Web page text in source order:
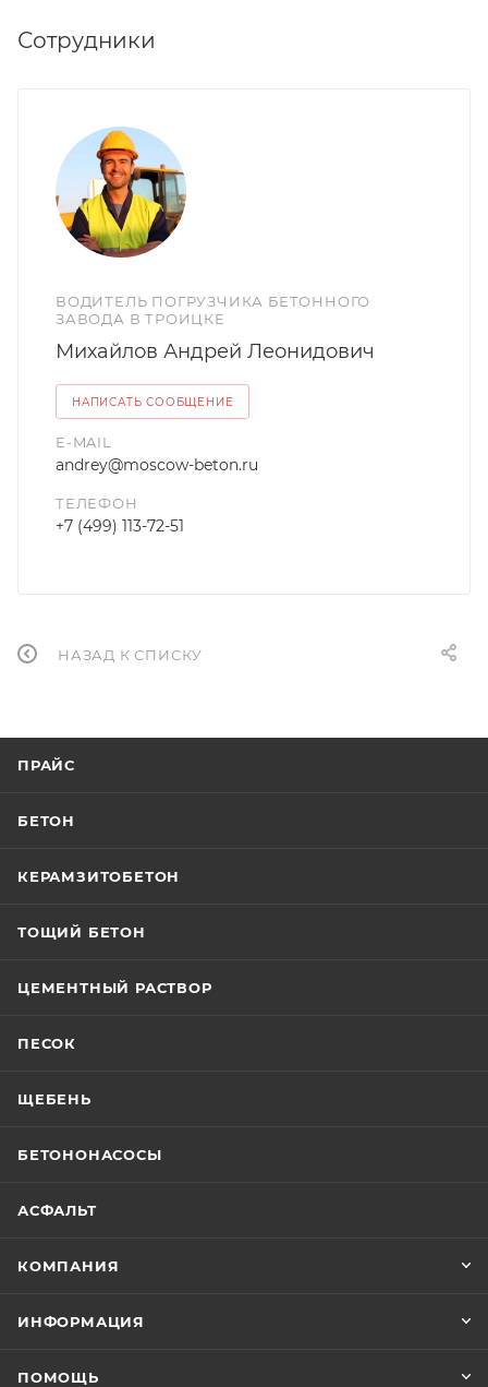
Сотрудники
ВОДИТЕЛЬ ПОГРУЗЧИКА БЕТОННОГО
ЗАВОДА В ТРОИЦКЕ
Михайлов Андрей Леонидович
НАПИСАТЬ СООБЩЕНИЕ
E-MAIL
andrey@moscow-beton.ru
ТЕЛЕФОН
+7 (499) 113-72-51
НАЗАД К СПИСКУ
ПРАЙС
БЕТОН
КЕРАМЗИТОБЕТОН
ТОЩИЙ БЕТОН
ЦЕМЕНТНЫЙ РАСТВОР
ПЕСОК
ЩЕБЕНЬ
БЕТОНОНАСОСЫ
АСФАЛЬТ
КОМПАНИЯ
ИНФОРМАЦИЯ
ПОМОЩЬ